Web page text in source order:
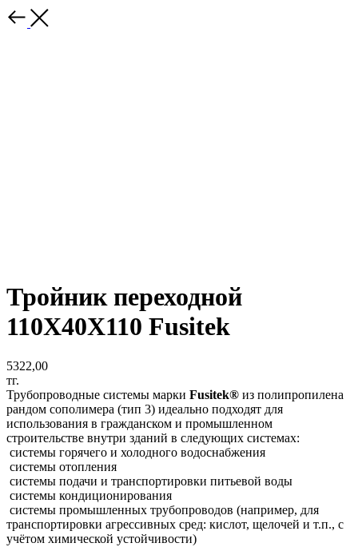
Тройник переходной
110Х40Х110 Fusitek
5322,00
тг.
Трубопроводные системы марки Fusitek® из полипропилена
рандом сополимера (тип 3) идеально подходят для
использования в гражданском и промышленном
строительстве внутри зданий в следующих системах:
системы горячего и холодного водоснабжения
системы отопления
системы подачи и транспортировки питьевой воды
системы кондиционирования
системы промышленных трубопроводов (например, для
транспортировки агрессивных сред: кислот, щелочей и т.п., с
учётом химической устойчивости)